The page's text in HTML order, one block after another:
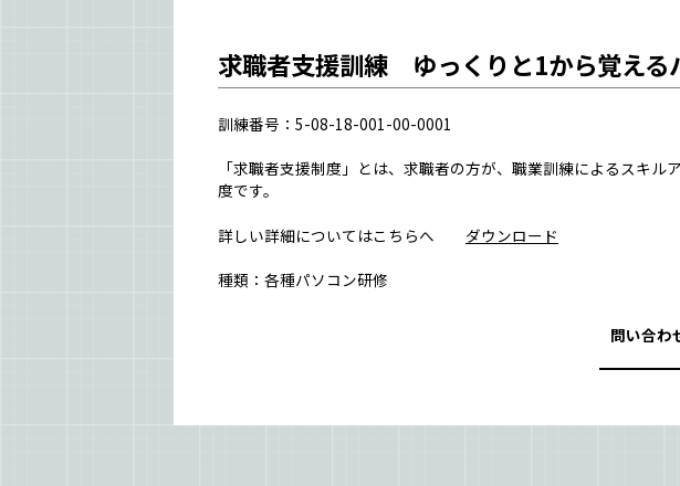
求職者支援訓練 ゆっくりと1から覚える
訓練番号：5-08-18-001-00-0001
「求職者支援制度」とは、求職者の方が、職業訓練によるスキ
度です。
詳しい詳細についてはこちらへ ダウンロード
種類：各種パソコン研修
問い合わ